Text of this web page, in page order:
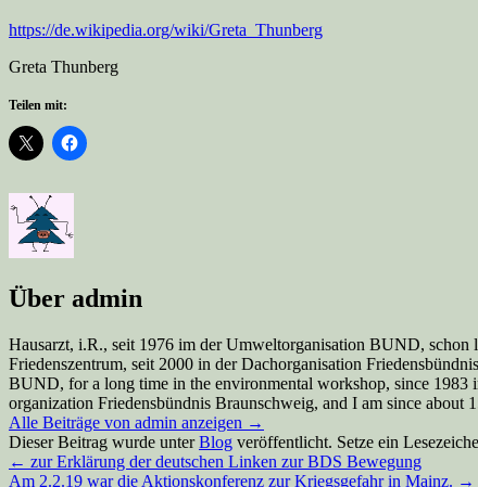
https://de.wikipedia.org/wiki/Greta_Thunberg
Greta Thunberg
Teilen mit:
Über admin
Hausarzt, i.R., seit 1976 im der Umweltorganisation BUND,
Friedenszentrum, seit 2000 in der Dachorganisation
BUND, for a long time in the environmental workshop, since 1983
organization Friedensbündnis Braunschweig, and I am since about
Alle Beiträge von admin anzeigen →
Dieser Beitrag wurde unterBlog veröffentlicht. Setze ein
← zur Erklärung der deutschen Linken zur BDS Bewegung
Am 2.2.19 war die Aktionskonferenz zur Kriegsgefahr in Mainz. →